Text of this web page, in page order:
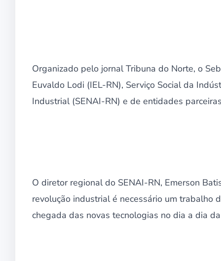
Organizado pelo jornal Tribuna do Norte, o
Euvaldo Lodi (IEL-RN), Serviço Social da
Industrial (SENAI-RN) e de entidades
O diretor regional do SENAI-RN, Emerson
revolução industrial é necessário um trabalho
chegada das novas tecnologias no dia a dia